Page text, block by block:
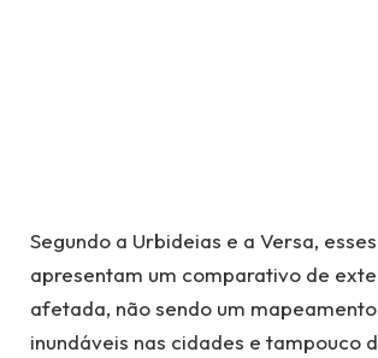
Segundo a Urbideias e a Versa,
apresentam um comparativo de
afetada, não sendo um
inundáveis nas cidades e tampouco